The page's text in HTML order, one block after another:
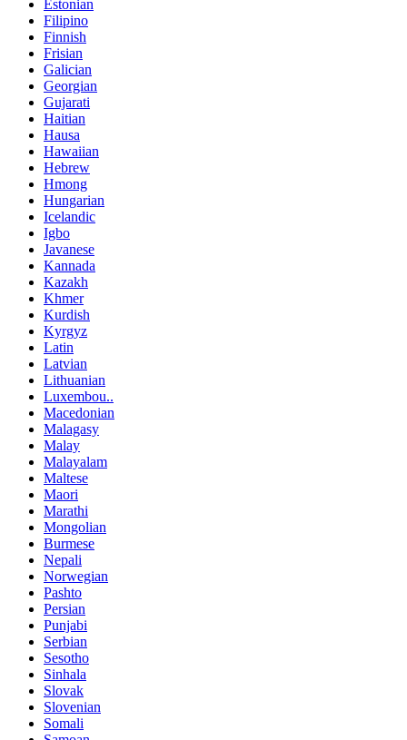
Estonian
Filipino
Finnish
Frisian
Galician
Georgian
Gujarati
Haitian
Hausa
Hawaiian
Hebrew
Hmong
Hungarian
Icelandic
Igbo
Javanese
Kannada
Kazakh
Khmer
Kurdish
Kyrgyz
Latin
Latvian
Lithuanian
Luxembou..
Macedonian
Malagasy
Malay
Malayalam
Maltese
Maori
Marathi
Mongolian
Burmese
Nepali
Norwegian
Pashto
Persian
Punjabi
Serbian
Sesotho
Sinhala
Slovak
Slovenian
Somali